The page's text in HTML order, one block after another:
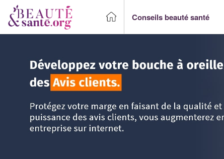
Conseils beauté santé